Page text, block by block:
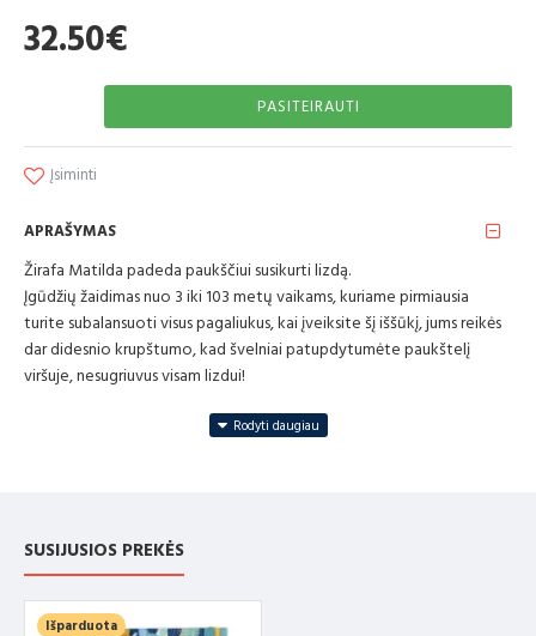
32.50€
PASITEIRAUTI
Įsiminti
APRAŠYMAS
Žirafa Matilda padeda paukščiui susikurti lizdą.
Įgūdžių žaidimas nuo 3 iki 103 metų vaikams, kuriame pirmiausia
turite subalansuoti visus pagaliukus, kai įveiksite šį iššūkį, jums reikės
dar didesnio krupštumo, kad švelniai patupdytumėte paukštelį
viršuje, nesugriuvus visam lizdui!
ĮSPĖJIMAS! Netinka vaikams iki trejų metų. Mažos dalys
„CE“ ženklas garantuoja, kad šis žaislas atitinka Europos žaislų saugos
standartą EN71
Mūsų žaislai sėkmingai išlaikė griežčiausius saugos testus, kuriuos
SUSIJUSIOS PREKĖS
Išparduota